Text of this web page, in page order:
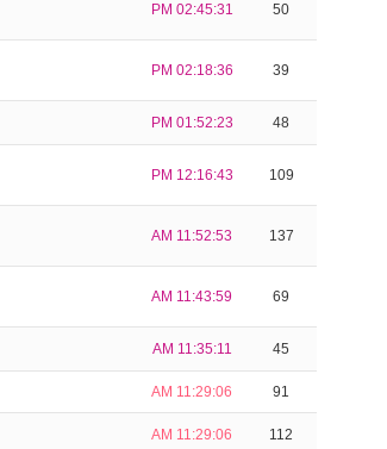
PM 02:45:31 50
PM 02:18:36 39
PM 01:52:23 48
PM 12:16:43 109
AM 11:52:53 137
AM 11:43:59 69
AM 11:35:11 45
AM 11:29:06 91
AM 11:29:06 112